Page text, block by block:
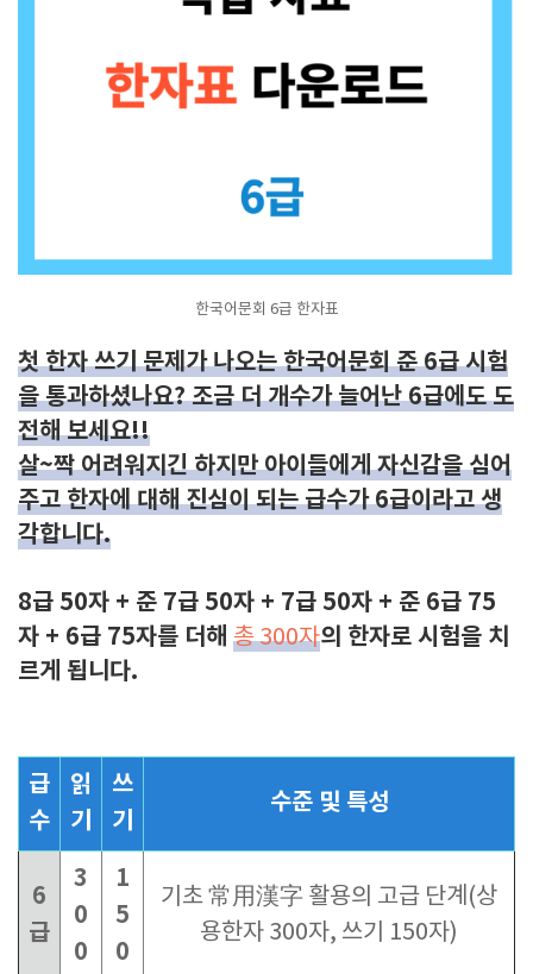
한국어문회 6급 한자표
첫 한자 쓰기 문제가 나오는 한국어문회 준 6급 시험
을 통과하셨나요? 조금 더 개수가 늘어난 6급에도 도
전해 보세요!!
살~짝 어려워지긴 하지만 아이들에게 자신감을 심어
주고 한자에 대해 진심이 되는 급수가 6급이라고 생
각합니다.
8급 50자 + 준 7급 50자 + 7급 50자 + 준 6급 75
자 + 6급 75자를 더해 총 300자의 한자로 시험을 치
르게 됩니다.
급
수
읽
기
쓰
기
수준 및 특성
6
급
3
0
0
1
5
0
기초 常用漢字 활용의 고급 단계(상
용한자 300자, 쓰기 150자)